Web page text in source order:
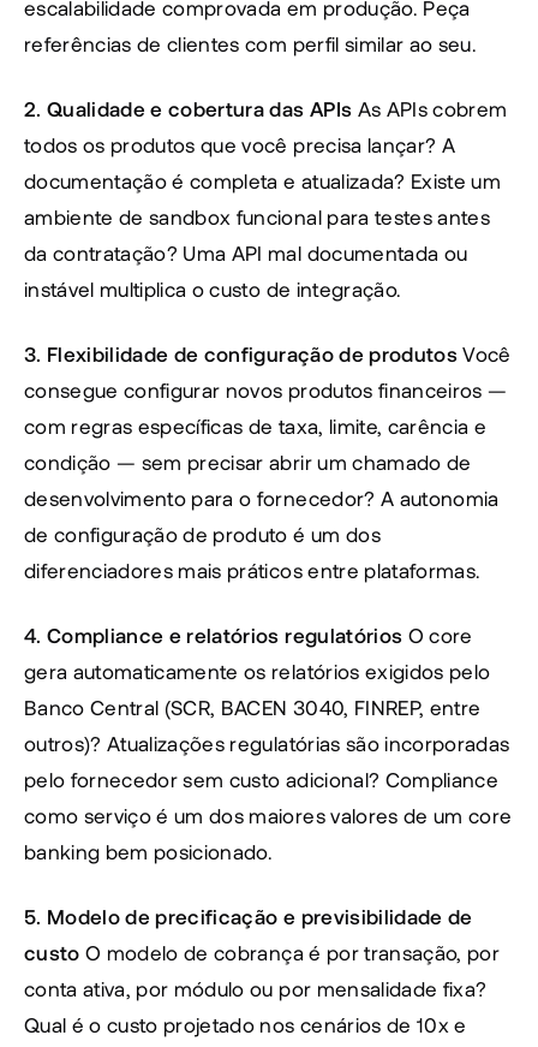
escalabilidade comprovada em produção. Peça
referências de clientes com perfil similar ao seu.
2. Qualidade e cobertura das APIs As APIs cobrem
todos os produtos que você precisa lançar? A
documentação é completa e atualizada? Existe um
ambiente de sandbox funcional para testes antes
da contratação? Uma API mal documentada ou
instável multiplica o custo de integração.
3. Flexibilidade de configuração de produtos Você
consegue configurar novos produtos financeiros —
com regras específicas de taxa, limite, carência e
condição — sem precisar abrir um chamado de
desenvolvimento para o fornecedor? A autonomia
de configuração de produto é um dos
diferenciadores mais práticos entre plataformas.
4. Compliance e relatórios regulatórios O core
gera automaticamente os relatórios exigidos pelo
Banco Central (SCR, BACEN 3040, FINREP, entre
outros)? Atualizações regulatórias são incorporadas
pelo fornecedor sem custo adicional? Compliance
como serviço é um dos maiores valores de um core
banking bem posicionado.
5. Modelo de precificação e previsibilidade de
custo O modelo de cobrança é por transação, por
conta ativa, por módulo ou por mensalidade fixa?
Qual é o custo projetado nos cenários de 10x e